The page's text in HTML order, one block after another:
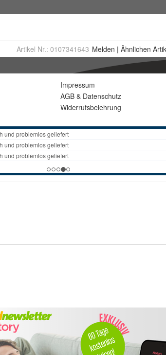
Artikel Nr.: 0107341643 Melden | Ähnlichen
Impressum
AGB & Datenschutz
Widerrufsbelehrung